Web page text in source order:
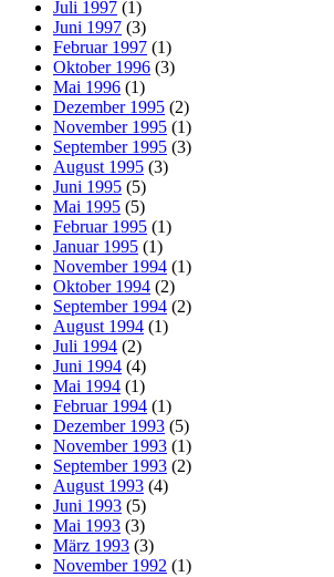
Juli 1997 (1)
Juni 1997 (3)
Februar 1997 (1)
Oktober 1996 (3)
Mai 1996 (1)
Dezember 1995 (2)
November 1995 (1)
September 1995 (3)
August 1995 (3)
Juni 1995 (5)
Mai 1995 (5)
Februar 1995 (1)
Januar 1995 (1)
November 1994 (1)
Oktober 1994 (2)
September 1994 (2)
August 1994 (1)
Juli 1994 (2)
Juni 1994 (4)
Mai 1994 (1)
Februar 1994 (1)
Dezember 1993 (5)
November 1993 (1)
September 1993 (2)
August 1993 (4)
Juni 1993 (5)
Mai 1993 (3)
März 1993 (3)
November 1992 (1)